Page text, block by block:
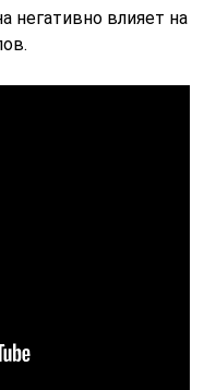
негативно влияет на